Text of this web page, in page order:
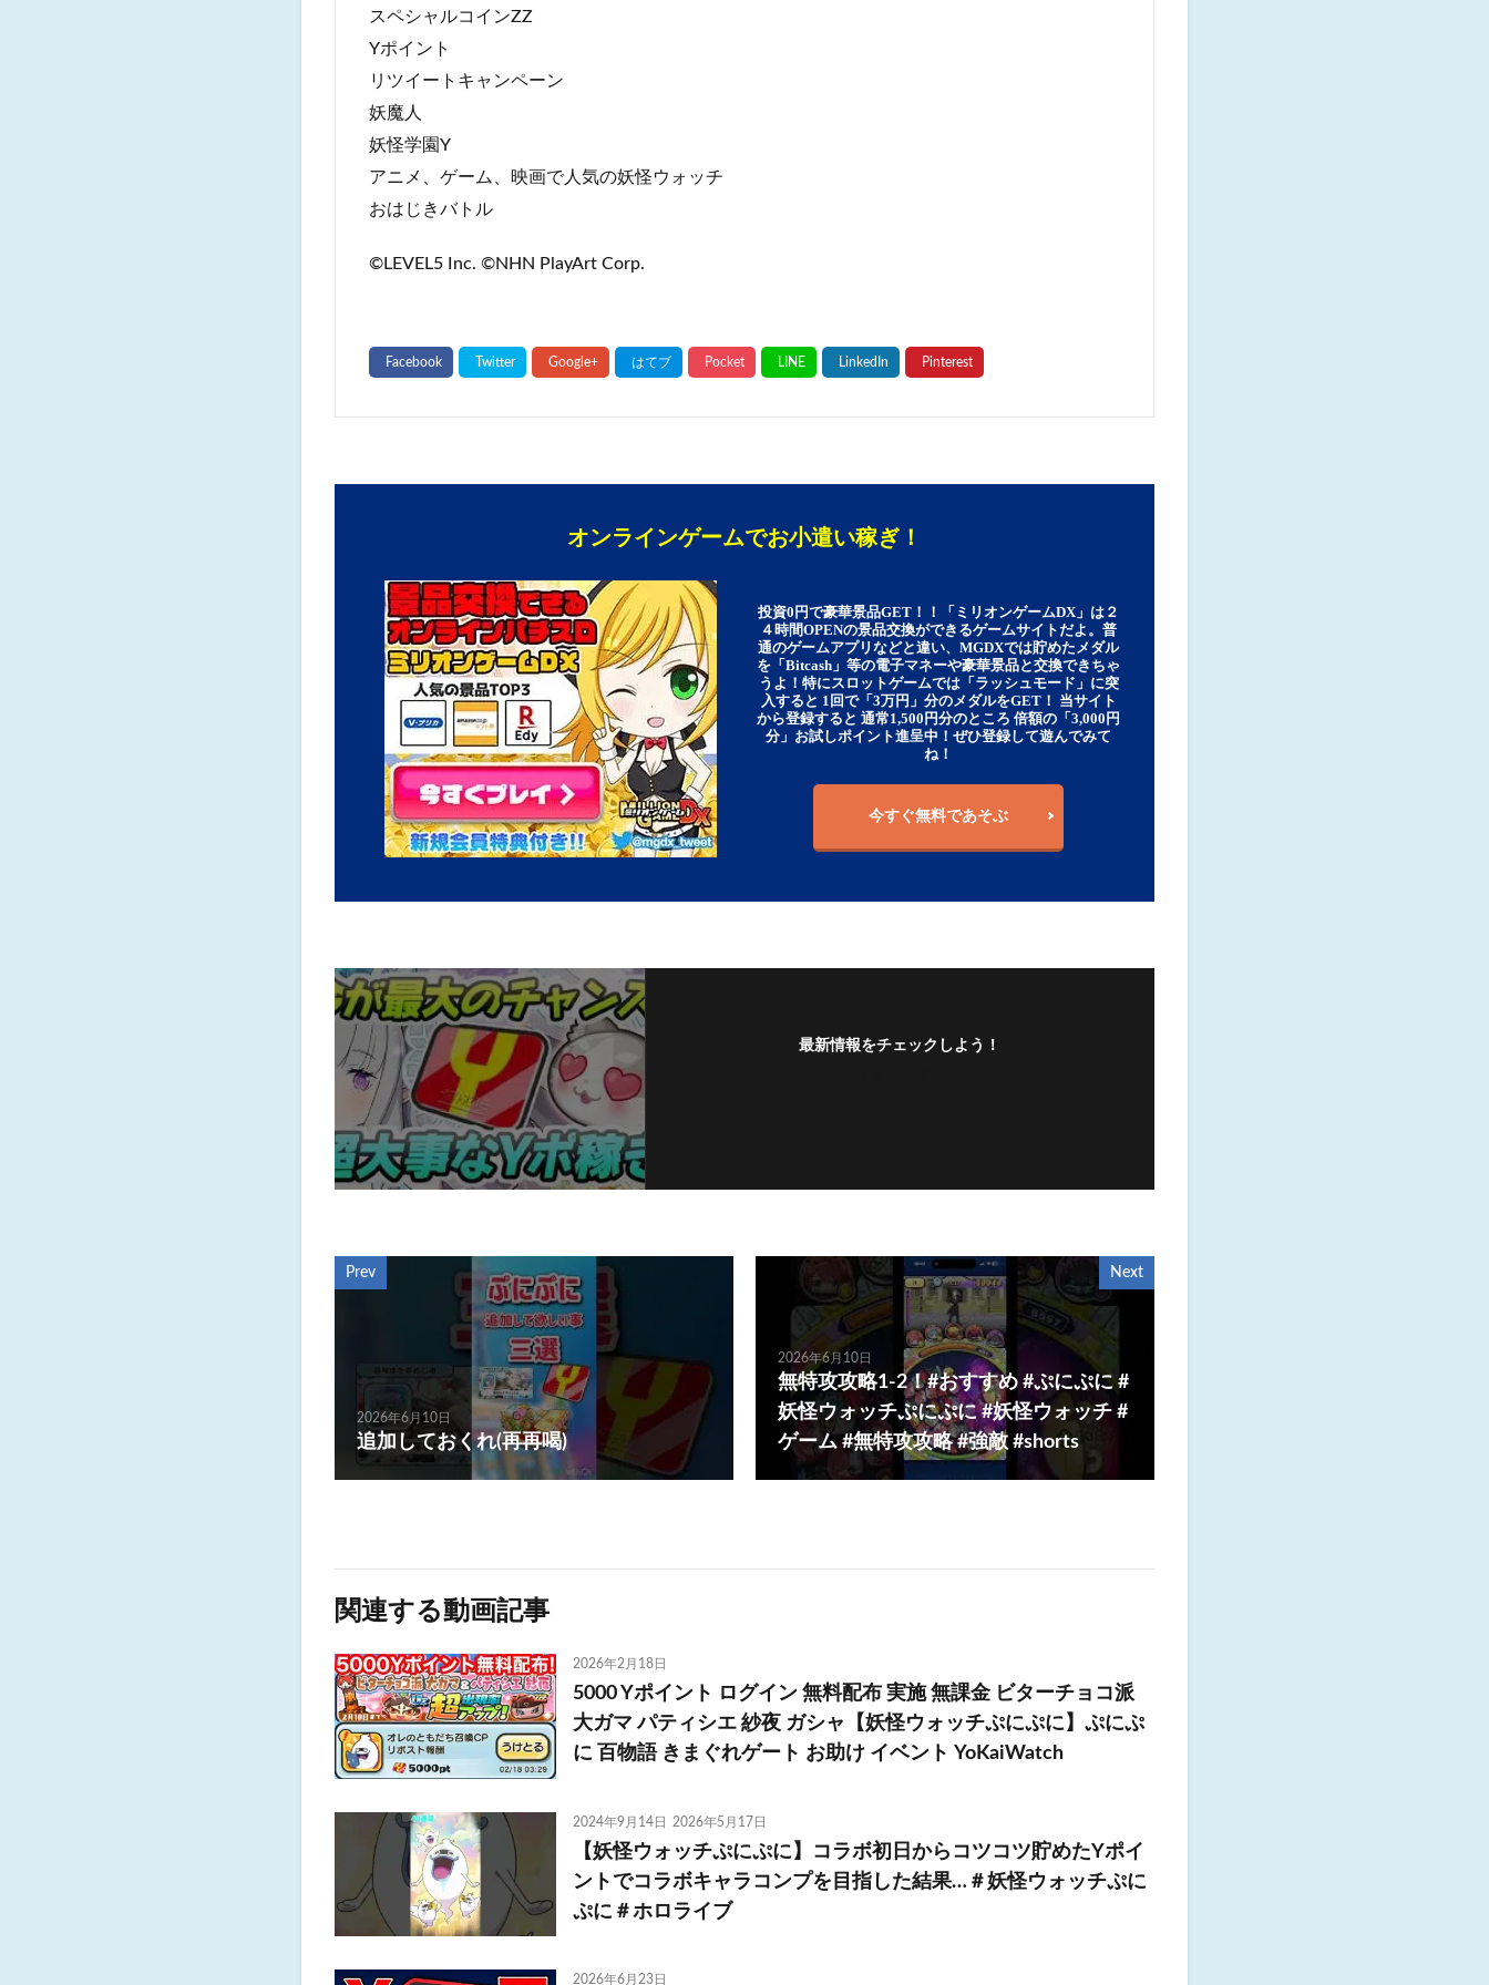
スペシャルコインZZ
Yポイント
リツイートキャンペーン
妖魔人
妖怪学園Y
アニメ、ゲーム、映画で人気の妖怪ウォッチ
おはじきバトル
©LEVEL5 Inc. ©NHN PlayArt Corp.
オンラインゲームでお小遣い稼ぎ！
投資0円で豪華景品GET！！「ミリオンゲームDX」は２
４時間OPENの景品交換ができるゲームサイトだよ。普
通のゲームアプリなどと違い、MGDXでは貯めたメダル
を「Bitcash」等の電子マネーや豪華景品と交換できちゃ
うよ！特にスロットゲームでは「ラッシュモード」に突
入すると 1回で「3万円」分のメダルをGET！ 当サイト
から登録すると 通常1,500円分のところ 倍額の「3,000円
分」お試しポイント進呈中！ぜひ登録して遊んでみて
ね！
今すぐ無料であそぶ
最新情報をチェックしよう！
Prev
2026年6月10日
追加しておくれ(再再喝)
Next
2026年6月10日
無特攻攻略1-2！#おすすめ #ぷにぷに #
妖怪ウォッチぷにぷに #妖怪ウォッチ #
ゲーム #無特攻攻略 #強敵 #shorts
関連する動画記事
2026年2月18日
5000 Yポイント ログイン 無料配布 実施 無課金 ビターチョコ派
大ガマ パティシエ 紗夜 ガシャ【妖怪ウォッチぷにぷに】ぷにぷ
に 百物語 きまぐれゲート お助け イベント YoKaiWatch
2024年9月14日 2026年5月17日
【妖怪ウォッチぷにぷに】コラボ初日からコツコツ貯めたYポイ
ントでコラボキャラコンプを目指した結果…＃妖怪ウォッチぷに
ぷに＃ホロライブ
2026年6月23日